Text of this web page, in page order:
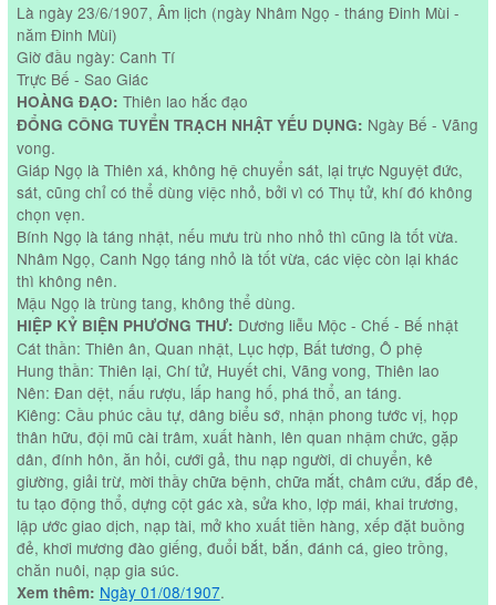
Là ngày 23/6/1907, Âm lịch (ngày Nhâm Ngọ - tháng Đinh Mùi -
năm Đinh Mùi)
Giờ đầu ngày: Canh Tí
Trực Bế - Sao Giác
HOÀNG ĐẠO: Thiên lao hắc đạo
ĐỔNG CÔNG TUYỂN TRẠCH NHẬT YẾU DỤNG: Ngày Bế - Vãng
vong.
Giáp Ngọ là Thiên xá, không hệ chuyển sát, lại trực Nguyệt đức,
sát, cũng chỉ có thể dùng việc nhỏ, bởi vì có Thụ tử, khí đó không
chọn vẹn.
Bính Ngọ là táng nhật, nếu mưu trù nho nhỏ thì cũng là tốt vừa.
Nhâm Ngọ, Canh Ngọ táng nhỏ là tốt vừa, các việc còn lại khác
thì không nên.
Mậu Ngọ là trùng tang, không thể dùng.
HIỆP KỶ BIỆN PHƯƠNG THƯ: Dương liễu Mộc - Chế - Bế nhật
Cát thần: Thiên ân, Quan nhật, Lục hợp, Bất tương, Ô phệ
Hung thần: Thiên lại, Chí tử, Huyết chi, Vãng vong, Thiên lao
Nên: Đan dệt, nấu rượu, lấp hang hố, phá thổ, an táng.
Kiêng: Cầu phúc cầu tự, dâng biểu sớ, nhận phong tước vị, họp
thân hữu, đội mũ cài trâm, xuất hành, lên quan nhậm chức, gặp
dân, đính hôn, ăn hỏi, cưới gả, thu nạp người, di chuyển, kê
giường, giải trừ, mời thầy chữa bệnh, chữa mắt, châm cứu, đắp đê,
tu tạo động thổ, dựng cột gác xà, sửa kho, lợp mái, khai trương,
lập ước giao dịch, nạp tài, mở kho xuất tiền hàng, xếp đặt buồng
đẻ, khơi mương đào giếng, đuổi bắt, bắn, đánh cá, gieo trồng,
chăn nuôi, nạp gia súc.
Xem thêm: Ngày 01/08/1907.